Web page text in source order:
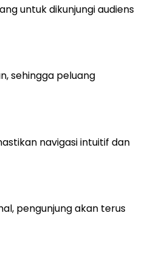
untuk dikunjungi audiens
sehingga peluang
navigasi intuitif dan
pengunjung akan terus